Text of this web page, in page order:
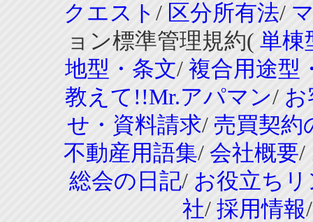
クエスト / 区分所有法/
ョン標準管理規約( 単棟
地型・条文/ 複合用途型
教えて!!Mr.アパマン/ お
せ・資料請求/ 売買契約
不動産用語集/ 会社概要/
総会の日記/ お役立ち
社/ 採用情報